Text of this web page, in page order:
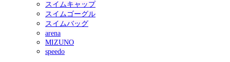
スイムキャップ
スイムゴーグル
スイムバッグ
arena
MIZUNO
speedo